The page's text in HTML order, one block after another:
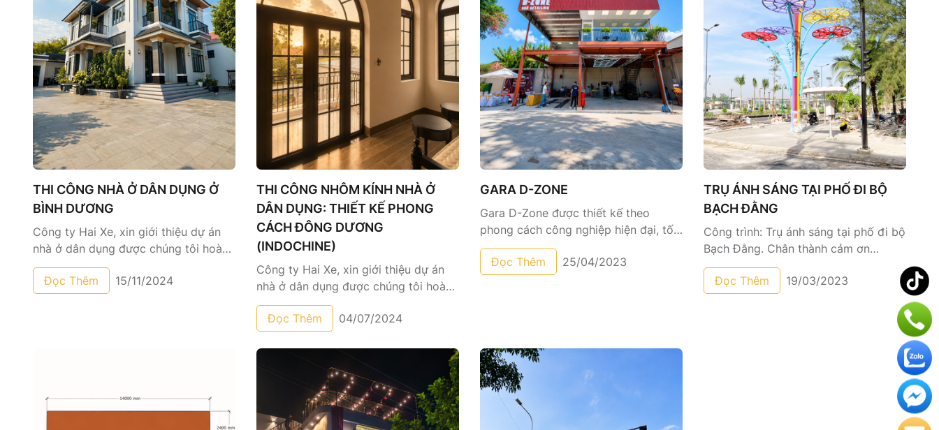
THI CÔNG NHÀ Ở DÂN DỤNG Ở
BÌNH DƯƠNG
Công ty Hai Xe, xin giới thiệu dự án
nhà ở dân dụng được chúng tôi hoàn
thành thi công tại phường Tương Bình
Hiệp, Bình Dương . Danh mục thi công
cho dự án bao gồm các hạng mục
Đọc Thêm 15/11/2024
THI CÔNG NHÔM KÍNH NHÀ Ở
DÂN DỤNG: THIẾT KẾ PHONG
CÁCH ĐÔNG DƯƠNG
(INDOCHINE)
Công ty Hai Xe, xin giới thiệu dự án
nhà ở dân dụng được chúng tôi hoàn
thành thi công tại TP. Thủ Dầu Một,
Bình Dương . Danh mục thi công cho
dự án bao gồm các hạng mục nhôm
kính, cầu thang sắt mỹ thuật và cổng
Đọc Thêm 04/07/2024
GARA D-ZONE
Gara D-Zone được thiết kế theo
phong cách công nghiệp hiện đại, tối
giản và đậm chất thể thao.
Đọc Thêm
25/04/2023
TRỤ ÁNH SÁNG TẠI PHỐ ĐI BỘ
BẠCH ĐẰNG
Công trình: Trụ ánh sáng tại phố đi bộ
Bạch Đằng. Chân thành cảm ơn
Biconsi đã tin tưởng để công ty có cơ
hội tô điểm thêm vẻ đẹp của tỉnh nhà
Đọc Thêm 19/03/2023